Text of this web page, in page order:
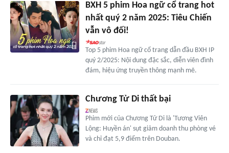
BXH 5 phim Hoa ngữ cổ trang hot
nhất quý 2 năm 2025: Tiêu Chiến
vẫn vô đối!
Top 5 phim Hoa ngữ cổ trang dẫn đầu BXH IP
quý 2/2025: Nội dung đặc sắc, diễn viên đình
đám, hiệu ứng truyền thông mạnh mẽ.
Chương Tử Di thất bại
Phim mới của Chương Tử Di là 'Tương Viên
Lộng: Huyền án' sụt giảm doanh thu phòng vé
và chỉ đạt 5,9 điểm trên Douban.